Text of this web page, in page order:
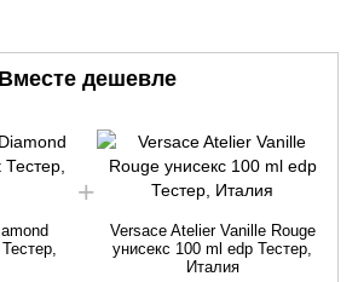
Вместе дешевле
Versace Atelier Vanille Rouge
унисекс 100 ml edp Тестер,
Италия